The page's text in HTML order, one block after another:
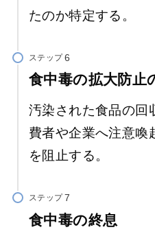
たのか特定する。
ステップ
食中毒の拡大防止
汚染された食品の回
費者や企業へ注意喚
を阻止する。
ステップ
食中毒の終息